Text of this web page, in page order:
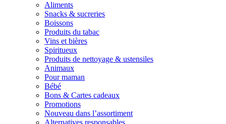
Aliments
Snacks & sucreries
Boissons
Produits du tabac
Vins et bières
Spiritueux
Produits de nettoyage & ustensiles
Animaux
Pour maman
Bébé
Bons & Cartes cadeaux
Promotions
Nouveau dans l’assortiment
Alternatives responsables